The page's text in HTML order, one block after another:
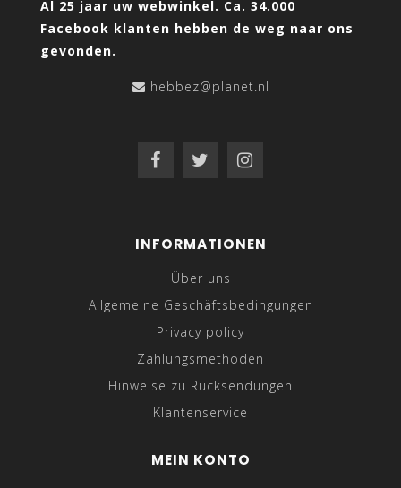
Al 25 jaar uw webwinkel. Ca. 34.000
Facebook klanten hebben de weg naar ons
gevonden.
hebbez@planet.nl
INFORMATIONEN
Über uns
Allgemeine Geschäftsbedingungen
Privacy policy
Zahlungsmethoden
Hinweise zu Rucksendungen
Klantenservice
MEIN KONTO